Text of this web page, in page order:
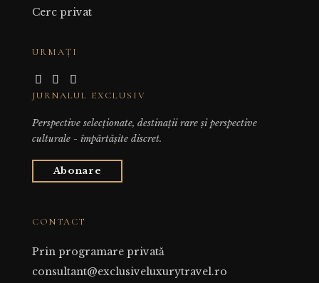
Cerc privat
URMAȚI
JURNALUL EXCLUSIV
Perspective selecționate, destinații rare și perspective
culturale - împărtășite discret.
Abonare
CONTACT
Prin programare privată
consultant@exclusiveluxurytravel.ro